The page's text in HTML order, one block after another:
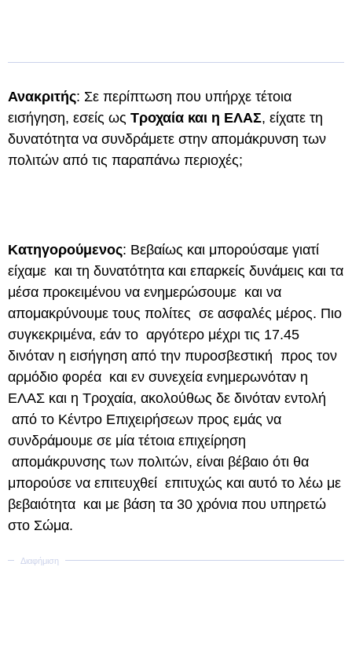
Ανακριτής: Σε περίπτωση που υπήρχε τέτοια
εισήγηση, εσείς ως Τροχαία και η ΕΛΑΣ, είχατε τη
δυνατότητα να συνδράμετε στην απομάκρυνση των
πολιτών από τις παραπάνω περιοχές;
Κατηγορούμενος: Βεβαίως και μπορούσαμε γιατί
είχαμε και τη δυνατότητα και επαρκείς δυνάμεις και τα
μέσα προκειμένου να ενημερώσουμε και να
απομακρύνουμε τους πολίτες σε ασφαλές μέρος. Πιο
συγκεκριμένα, εάν το αργότερο μέχρι τις 17.45
δινόταν η εισήγηση από την πυροσβεστική προς τον
αρμόδιο φορέα και εν συνεχεία ενημερωνόταν η
ΕΛΑΣ και η Τροχαία, ακολούθως δε δινόταν εντολή
από το Κέντρο Επιχειρήσεων προς εμάς να
συνδράμουμε σε μία τέτοια επιχείρηση
απομάκρυνσης των πολιτών, είναι βέβαιο ότι θα
μπορούσε να επιτευχθεί επιτυχώς και αυτό το λέω με
βεβαιότητα και με βάση τα 30 χρόνια που υπηρετώ
στο Σώμα.